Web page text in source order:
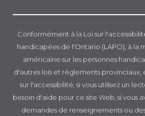
Conformément à la Loi sur
handicapées de l'Ontario (LAPO), à la
américaine sur les personnes
d'autres lois et règlements
sur l'accessibilité, si vous utilisez un
besoin d'aide pour ce site Web, si vous
demandes de renseignements ou